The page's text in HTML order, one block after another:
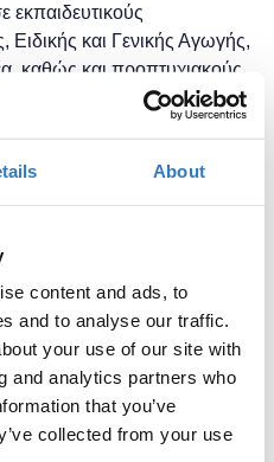
About
content and ads, to
and to analyse our traffic.
your use of our site with
and analytics partners who
that you’ve
collected from your use
εκπαιδευτικούς
και Γενικής Αγωγής,
καθώς και προπτυχιακούς
για Εκπαιδευτικούς,
προσφέρει στους
διδασκαλίας και την
μαθητριών.
προσφέρεται δωρεάν το
Δημιουργικές
και το Δημοτικό»το
οδηγό που στοχεύει
ειδικής αγωγής